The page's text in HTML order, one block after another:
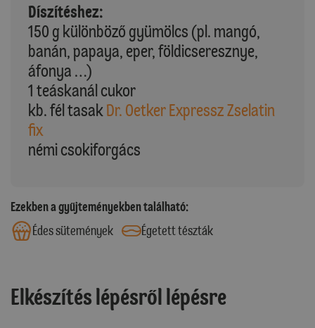
Díszítéshez:
150 g különböző gyümölcs (pl. mangó,
banán, papaya, eper, földicseresznye,
áfonya …)
1 teáskanál cukor
kb. fél tasak Dr. Oetker Expressz Zselatin
fix
némi csokiforgács
Ezekben a gyűjteményekben található:
Édes sütemények
Égetett tészták
Elkészítés lépésről lépésre